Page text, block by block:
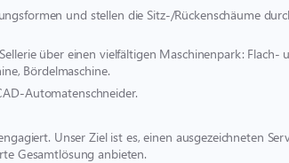
und stellen die Sitz-/Rückenschäume
über einen vielfältigen Maschinenpark: Flach-
Bördelmaschine.
Automatenschneider.
Unser Ziel ist es, einen ausgezeichneten
Gesamtlösung anbieten.